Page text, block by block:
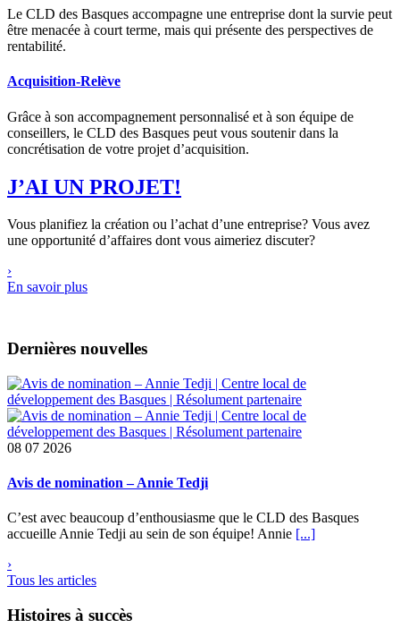
Le CLD des Basques accompagne une entreprise dont la survie peut
être menacée à court terme, mais qui présente des perspectives de
rentabilité.
Acquisition-Relève
Grâce à son accompagnement personnalisé et à son équipe de
conseillers, le CLD des Basques peut vous soutenir dans la
concrétisation de votre projet d’acquisition.
J’AI UN PROJET!
Vous planifiez la création ou l’achat d’une entreprise? Vous avez
une opportunité d’affaires dont vous aimeriez discuter?
›
En savoir plus
Dernières nouvelles
08 07 2026
Avis de nomination – Annie Tedji
C’est avec beaucoup d’enthousiasme que le CLD des Basques
accueille Annie Tedji au sein de son équipe! Annie [...]
›
Tous les articles
Histoires à succès